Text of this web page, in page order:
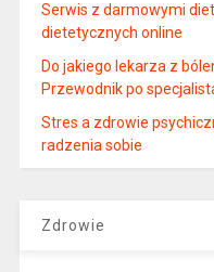
Serwis z darmowymi
dietetycznych online
Do jakiego lekarza z
Przewodnik po
Stres a zdrowie
radzenia sobie
Zdrowie